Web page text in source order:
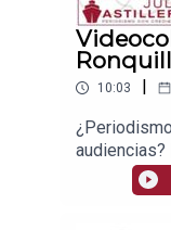
10:03
audiencias?